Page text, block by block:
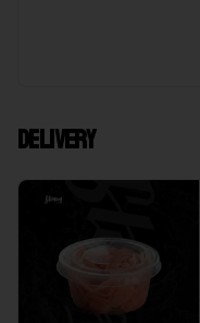
DELIVERY